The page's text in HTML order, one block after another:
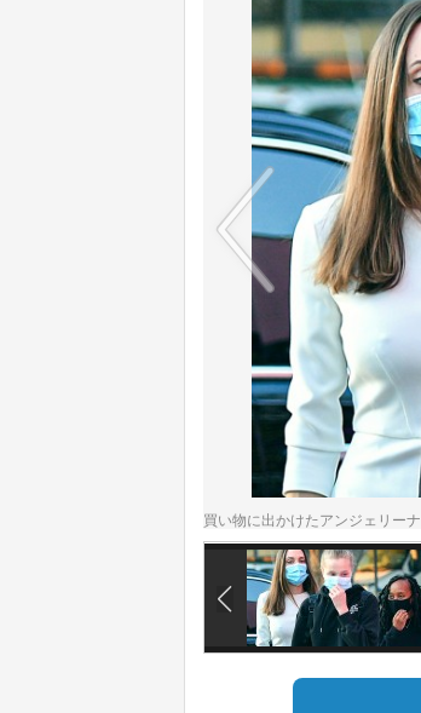
買い物に出かけたアンジェリー